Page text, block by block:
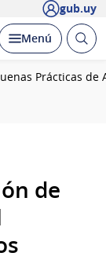
gub.uy
Desplegar
Menú Abrir
Prácticas de
de